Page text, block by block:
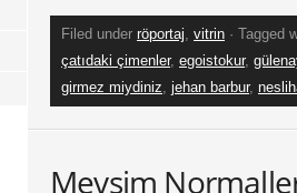
Filed under röportaj, vitrin · Tagged
çatıdaki çimenler, egoistokur,
girmez miydiniz, jehan barbur,
Mevsim